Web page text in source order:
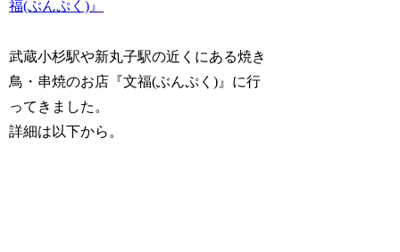
武蔵小杉駅や新丸子駅の近くにある焼き
鳥・串焼のお店『文福(ぶんぷく)』に行
ってきました。
詳細は以下から。